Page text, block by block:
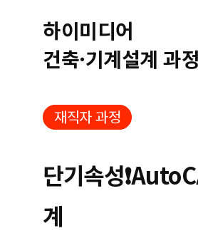
하이미디어
건축·기계설계 과
재직자 과정
단기속성
계